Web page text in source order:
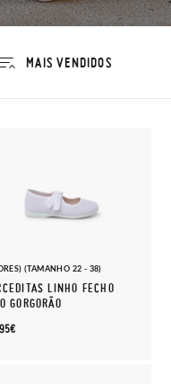
(TAMANHO 22 - 38)
LINHO FECHO
GORGORÃO
95€